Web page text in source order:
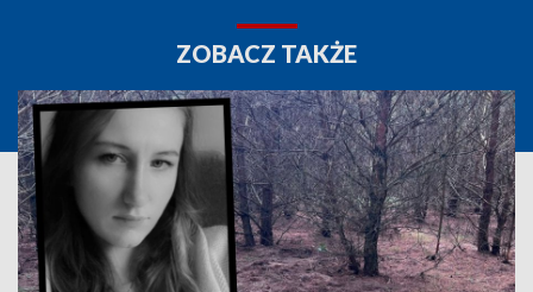
ZOBACZ TAKŻE